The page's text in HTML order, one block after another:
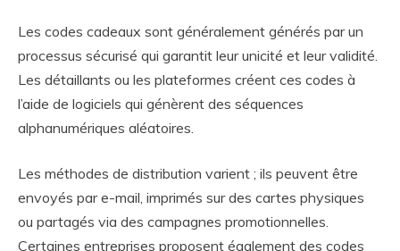
Les codes cadeaux sont généralement générés par un
processus sécurisé qui garantit leur unicité et leur validité.
Les détaillants ou les plateformes créent ces codes à
l’aide de logiciels qui génèrent des séquences
alphanumériques aléatoires.
Les méthodes de distribution varient ; ils peuvent être
envoyés par e-mail, imprimés sur des cartes physiques
ou partagés via des campagnes promotionnelles.
Certaines entreprises proposent également des codes